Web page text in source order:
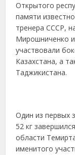
Открытого
памяти
тренера СССР,
Мирошниченко
участвовали
Казахстана, а
Таджикистана.
Один из первых
52 кг
области
именитого